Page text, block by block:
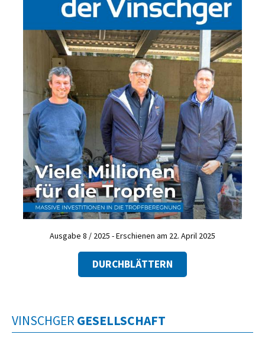
Ausgabe 8 / 2025 - Erschienen am 22. April 2025
DURCHBLÄTTERN
VINSCHGER GESELLSCHAFT